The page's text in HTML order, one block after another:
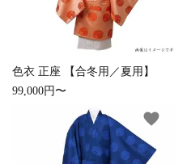
色衣 正座 【合冬用／夏用】
99,000円〜
favorite